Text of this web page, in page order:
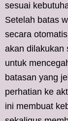
sesuai
Setelah batas
secara
akan dilakukan
untuk
batasan yang
perhatian ke
ini membuat